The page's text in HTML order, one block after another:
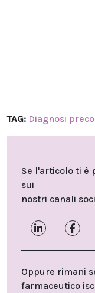
TAG: Diagnosi
Se l'articolo ti è
sui
nostri canali
Oppure rimani
farmaceutico